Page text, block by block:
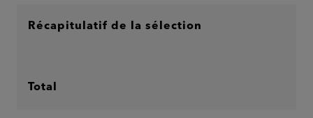
Récapitulatif de la sélection
Total